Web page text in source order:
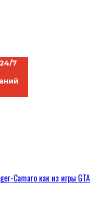
7
Camaro как из игры GTA